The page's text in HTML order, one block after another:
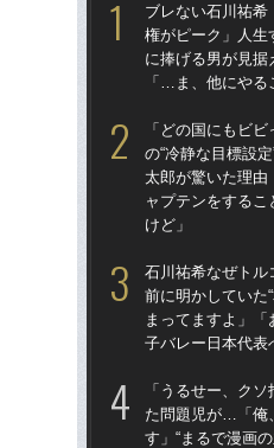
ブレない石川祐
権がピーク」人生
に捧げる男が見据
「…ま、他にやる
「どの国にもビ
の“冷静な目標設
太郎が驚いた理由
ャプテンをする
けど」
石川祐希なぜトル
前に明かしていた
まってますよ」
子バレー日本代表
「うるせー、ク
た問題児が…「俺
す」“まるで漫画